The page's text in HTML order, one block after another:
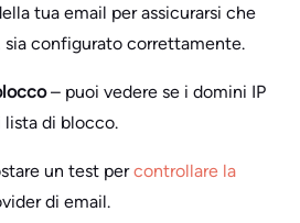
tua email per assicurarsi che
sia configurato correttamente.
– puoi vedere se i domini IP
lista di blocco.
un test percontrollare la
di email.